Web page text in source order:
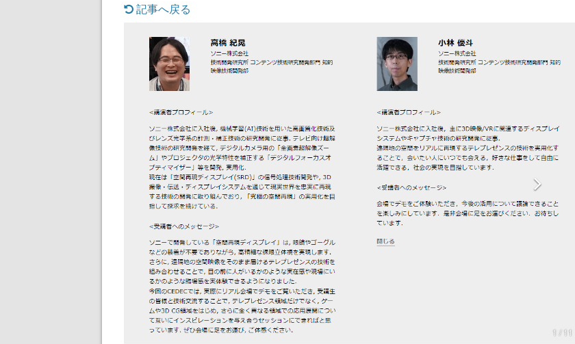
記事へ戻る
1 / 11